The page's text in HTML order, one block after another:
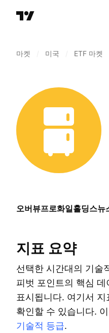
마켓 미국 ETF 마켓
오버뷰프로화일홀딩스뉴
지표 요약
선택한 시간대의 기술
피벗 포인트의 핵심
표시됩니다. 여기서
확인할 수 있습니다.
기술적 등급.